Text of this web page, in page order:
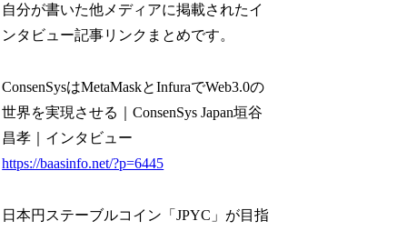
自分が書いた他メディアに掲載されたイ
ンタビュー記事リンクまとめです。
ConsenSysはMetaMaskとInfuraでWeb3.0の
世界を実現させる｜ConsenSys Japan垣谷
昌孝｜インタビュー
https://baasinfo.net/?p=6445
日本円ステーブルコイン「JPYC」が目指